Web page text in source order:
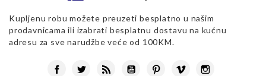
Kupljenu robu možete preuzeti besplatno u našim
prodavnicama ili izabrati besplatnu dostavu na kućnu
adresu za sve narudžbe veće od 100KM.
FacebookTwitter Rss YouTubePinterest
Vimeo